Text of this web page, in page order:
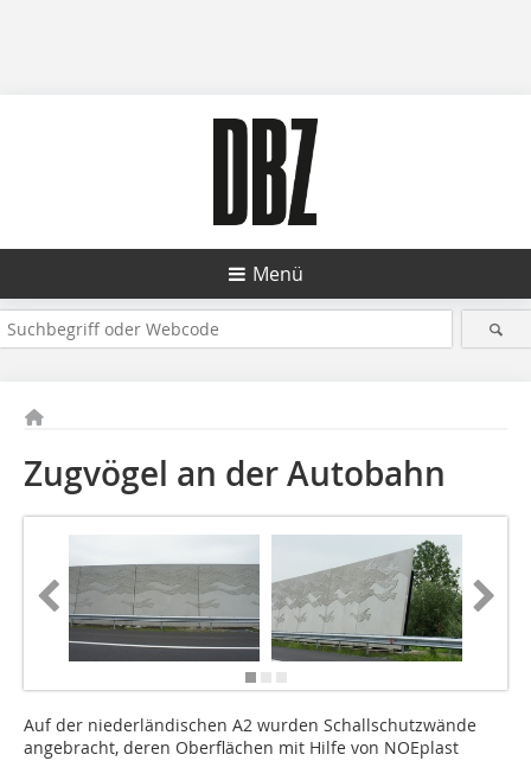
Menü
Zugvögel an der Autobahn
Auf der niederländischen A2 wurden Schallschutzwände
angebracht, deren Oberflächen mit Hilfe von NOEplast